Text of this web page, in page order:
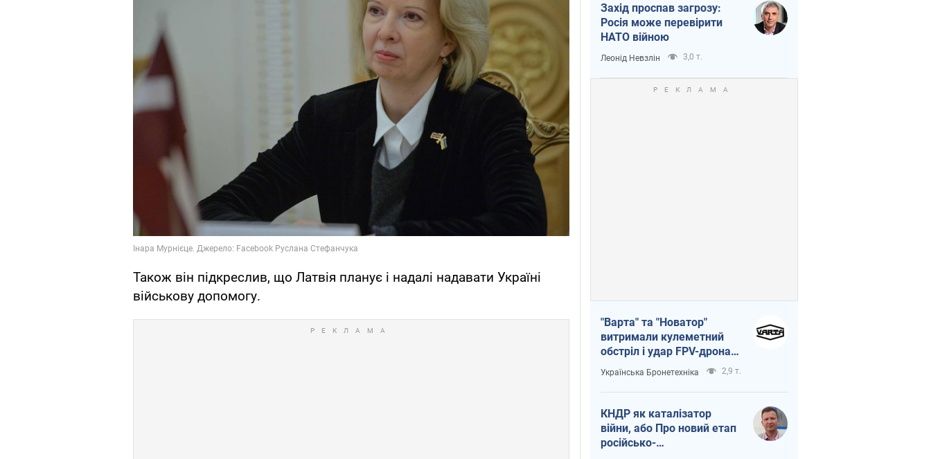
Також він підкреслив, що Латвія планує і надалі надавати Україні
військову допомогу.
Захід проспав загрозу:
Росія може перевірити
НАТО війною
Леонід Невзлін 3,0 т.
"Варта" та "Новатор"
витримали кулеметний
обстріл і удар FPV-дрона,
врятувавши життя
офіцеру ЗСУ
Українська Бронетехніка 2,9 т.
КНДР як каталізатор
війни, або Про новий етап
російсько-